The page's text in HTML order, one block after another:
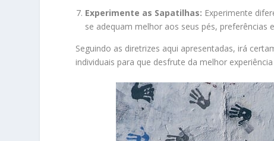
Experimente as Sapatilhas: Experimente
se adequam melhor aos seus pés, preferências
Seguindo as diretrizes aqui apresentadas, irá
individuais para que desfrute da melhor